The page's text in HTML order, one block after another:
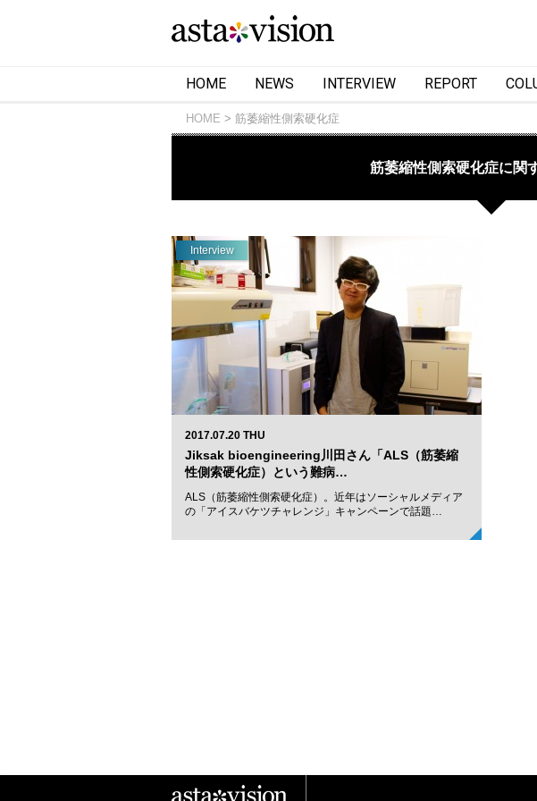
HOME NEWS INTERVIEW REPORT
HOME 筋萎縮性側索硬化症
筋萎縮性側索硬化症に関
Interview
2017.07.20 THU
Jiksak bioengineering川田さん「ALS（筋萎縮
性側索硬化症）という難病…
ALS（筋萎縮性側索硬化症）。近年はソーシャルメディア
の「アイスバケツチャレンジ」キャンペーンで話題…